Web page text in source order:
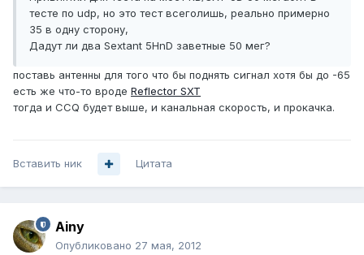
тесте по udp, но это тест всеголишь, реально примерно
35 в одну сторону,
Дадут ли два Sextant 5HnD заветные 50 мег?
поставь антенны для того что бы поднять сигнал хотя бы до -65
есть же что-то вроде Reflector SXT
тогда и CCQ будет выше, и канальная скорость, и прокачка.
Вставить ник Цитата
Ainy
Опубликовано 27 мая, 2012